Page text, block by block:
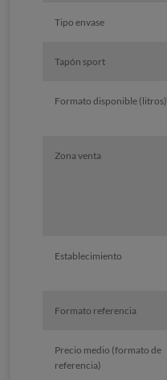
Tipo envase
Tapón sport
Formato disponible (litros)
Zona venta
Establecimiento
Formato referencia
Precio medio (formato de
referencia)